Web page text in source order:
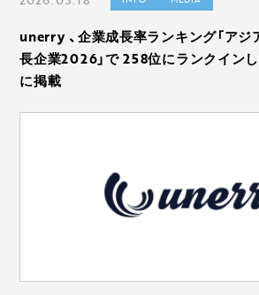
unerry 、企業成長率ランキング「ア
長企業2026」で 258位にランクイン
に掲載